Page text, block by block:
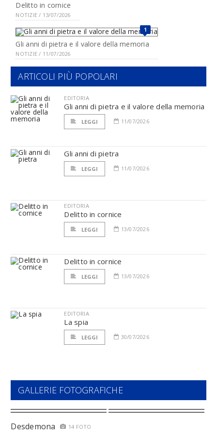
Delitto in cornice
NOTIZIE / 13/07/2026
1
Gli anni di pietra e il valore della memoria
NOTIZIE / 11/07/2026
ARTICOLI PIÙ POPOLARI
EDITORIA
Gli anni di pietra e il valore della memoria
LEGGI 11/07/2026
Gli anni di pietra
LEGGI 11/07/2026
EDITORIA
Delitto in cornice
LEGGI 13/07/2026
Delitto in cornice
LEGGI 13/07/2026
EDITORIA
La spia
LEGGI 30/07/2026
GALLERIE FOTOGRAFICHE
Desdemona 14 FOTO